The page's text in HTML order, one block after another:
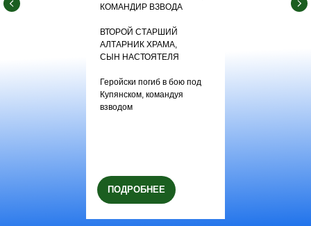
КОМАНДИР ВЗВОДА
ВТОРОЙ СТАРШИЙ
АЛТАРНИК ХРАМА,
СЫН НАСТОЯТЕЛЯ
Геройски погиб в бою под
Купянском, командуя
взводом
ПОДРОБНЕЕ